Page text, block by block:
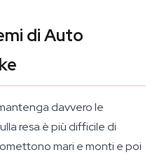
di Auto
davvero le
resa è più difficile di
mari e monti e poi